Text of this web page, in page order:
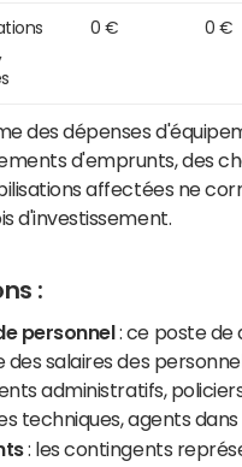
0 € 0 €
des dépenses
d'emprunts, des
affectées ne
d'investissement.
:
personnel : ce poste de
des salaires des
administratifs,
techniques, agents dans
: les contingents